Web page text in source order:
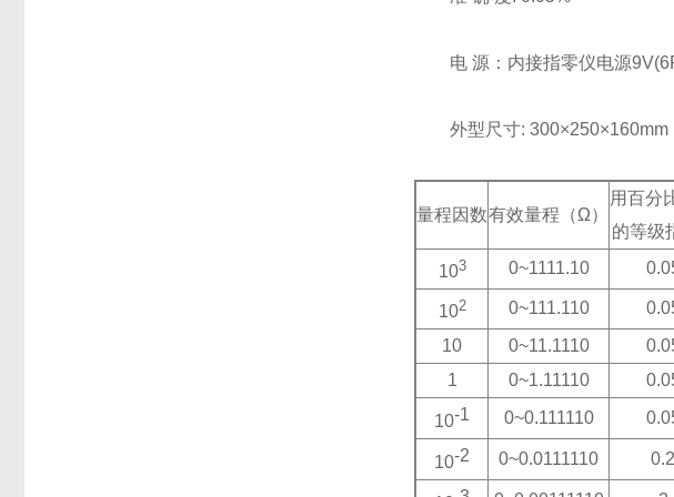
电 源：内接指零仪电源
外型尺寸: 300×250×160mm
量程因数有效量程（Ω）
用百分
的等级
103 0~1111.10
102 0~111.110
10
0~11.1110
1
0~1.11110
10-1 0~0.111110
10-2 0~0.0111110 0.2